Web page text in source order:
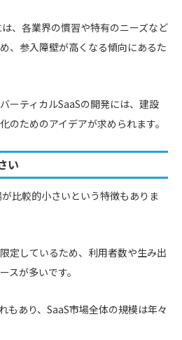
、各業界の慣習や特有のニーズなど
、参入障壁が高くなる傾向にあるた
ーティカルSaaSの開発には、建設
のためのアイデアが求められます。
い
比較的小さいという特徴もありま
定しているため、利用者数や生み出
スが多いです。
もあり、SaaS市場全体の規模は年々